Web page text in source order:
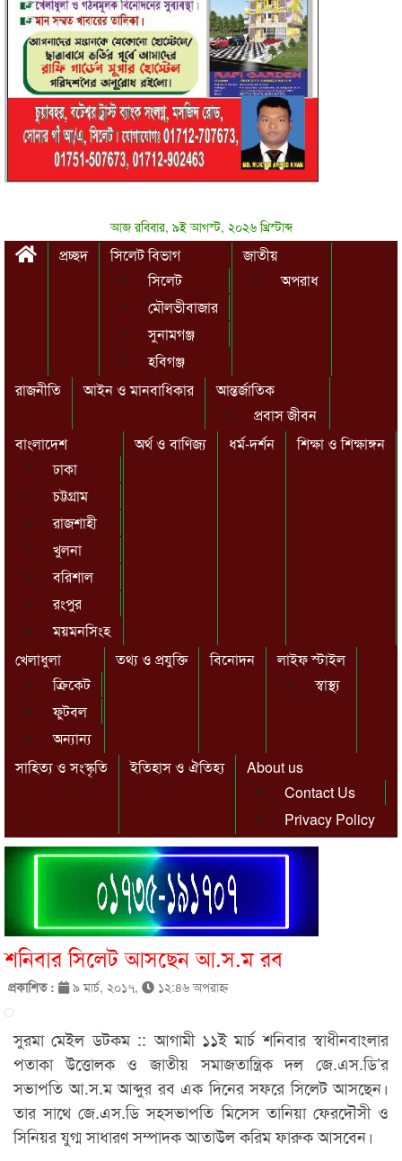
আজ রবিবার, ৯ই আগস্ট, ২০২৬ খ্রিস্টাব্দ
প্রচ্ছদ
সিলেট বিভাগ
সিলেট
মৌলভীবাজার
সুনামগঞ্জ
হবিগঞ্জ
জাতীয়
অপরাধ
রাজনীতি আইন ও মানবাধিকার
আন্তর্জাতিক
প্রবাস জীবন
বাংলাদেশ
ঢাকা
চট্টগ্রাম
রাজশাহী
খুলনা
বরিশাল
রংপুর
ময়মনসিংহ
অর্থ ও বাণিজ্য ধর্ম-দর্শন শিক্ষা ও শিক্ষাঙ্গন
খেলাধুলা
ক্রিকেট
ফুটবল
অন্যান্য
তথ্য ও প্রযুক্তি বিনোদন
লাইফ স্টাইল
স্বাস্থ্য
সাহিত্য ও সংস্কৃতি ইতিহাস ও ঐতিহ্য
About us
Contact Us
Privacy Policy
শনিবার সিলেট আসছেন আ.স.ম রব
প্রকাশিত : ৯ মার্চ, ২০১৭, ১২:৪৬ অপরাহ্ণ
সুরমা মেইল ডটকম :: আগামী ১১ই মার্চ শনিবার স্বাধীনবাংলার
পতাকা উত্তোলক ও জাতীয় সমাজতান্ত্রিক দল জে.এস.ডি’র
সভাপতি আ.স.ম আব্দুর রব এক দিনের সফরে সিলেট আসছেন।
তার সাথে জে.এস.ডি সহসভাপতি মিসেস তানিয়া ফেরদৌসী ও
সিনিয়র যুগ্ম সাধারণ সম্পাদক আতাউল করিম ফারুক আসবেন।